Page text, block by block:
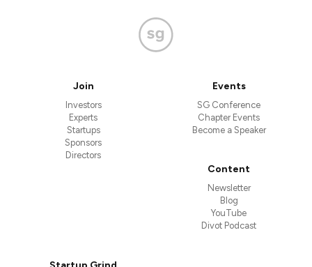
Join
Investors
Experts
Startups
Sponsors
Directors
Events
SG Conference
Chapter Events
Become a Speaker
Content
Newsletter
Blog
YouTube
Divot Podcast